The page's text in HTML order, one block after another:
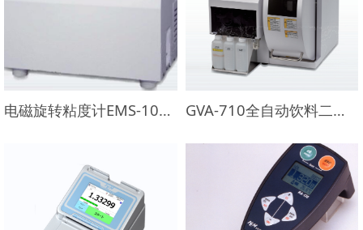
电磁旋转粘度计EMS-1000S GVA-710全自动饮料二氧化碳气容量分析仪